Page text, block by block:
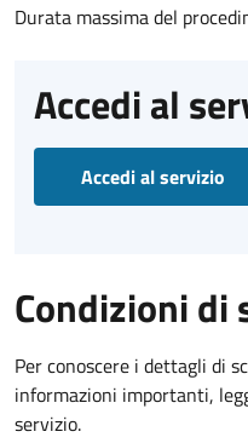
Durata massima del
Accedi al
Accedi al servizio
Condizioni di
Per conoscere i dettagli di
informazioni importanti,
servizio.